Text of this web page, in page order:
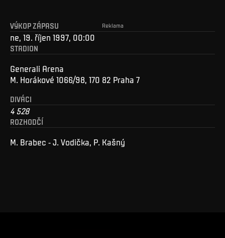
Reklama
VÝKOP ZÁPASU
ne, 19. říjen 1997, 00:00
STADION
Generali Arena
M. Horákové 1066/98, 170 82 Praha 7
DIVÁCI
4 528
ROZHODČÍ
M. Brabec - J. Vodička, P. Kašný